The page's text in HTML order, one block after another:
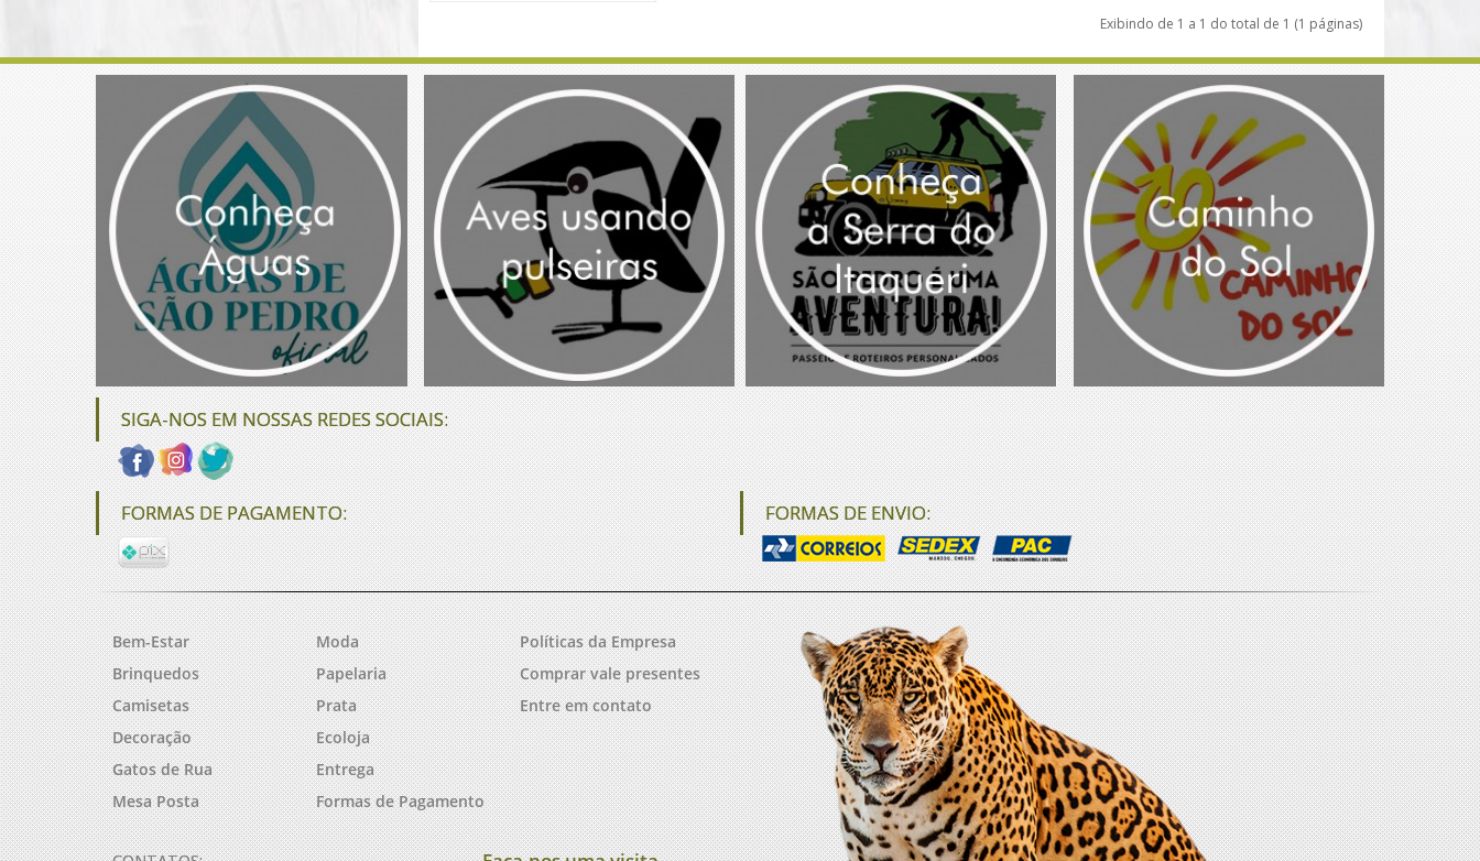
Exibindo de 1 a 1 do total de 1 (1 páginas)
SIGA-NOS EM NOSSAS REDES SOCIAIS:
FORMAS DE PAGAMENTO: FORMAS DE ENVIO:
Bem-Estar
Brinquedos
Camisetas
Decoração
Gatos de Rua
Mesa Posta
Moda
Papelaria
Prata
Ecoloja
Entrega
Formas de Pagamento
Políticas da Empresa
Comprar vale presentes
Entre em contato